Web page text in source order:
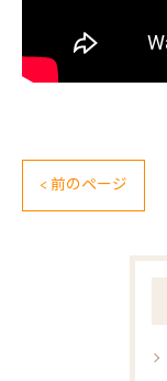
< 前のページ